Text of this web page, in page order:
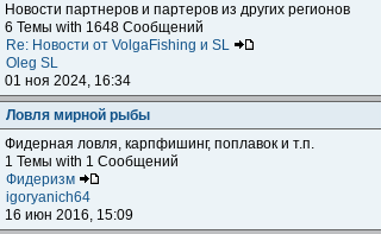
Новости партнеров и партеров из других регионов
6 Темы with 1648 Сообщений
Re: Новости от VolgaFishing и SL
Oleg SL
01 ноя 2024, 16:34
Ловля мирной рыбы
Фидерная ловля, карпфишинг, поплавок и т.п.
1 Темы with 1 Сообщений
Фидеризм
igoryanich64
16 июн 2016, 15:09